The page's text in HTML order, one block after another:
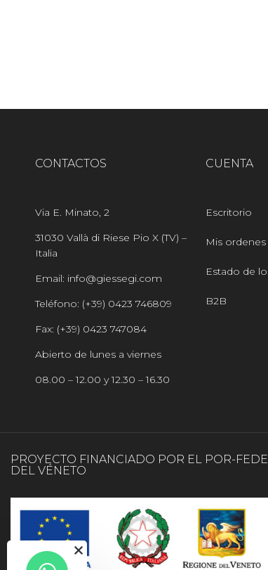
CONTACTOS
Via E. Minato, 2
31030 Vallà di Riese Pio X (TV) –
Italia
Email: info@giessegi.com
Teléfono: (+39) 0423 746809
Fax: (+39) 0423 747084
Abierto de lunes a viernes
08.00 – 12.00 y 12.30 – 16.30
CUENTA
Escritorio
Mis ordenes
Estado de
B2B
PROYECTO FINANCIADO POR EL POR-
DEL VÉNETO